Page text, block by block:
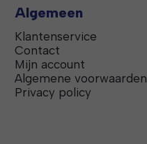
Algemeen
Klantenservice
Contact
Mijn account
Algemene voorwaarden
Privacy policy